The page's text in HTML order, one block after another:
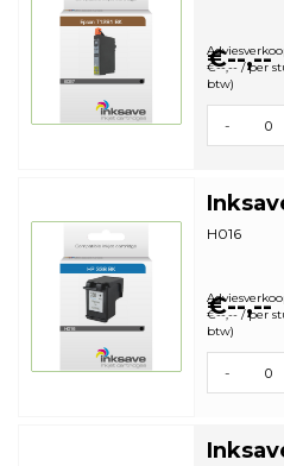
€--,--
€--,-- / per
btw)
-
H016
€--,--
€--,-- / per
btw)
-